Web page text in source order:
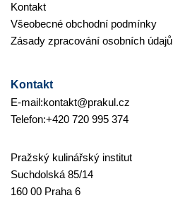
Kontakt
Všeobecné obchodní podmínky
Zásady zpracování osobních údajů
Kontakt
E-mail:kontakt@prakul.cz
Telefon:+420 720 995 374
Pražský kulinářský institut
Suchdolská 85/14
160 00 Praha 6